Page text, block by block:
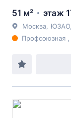
51 м² этаж
Москва ЮЗАО
Профсоюзная